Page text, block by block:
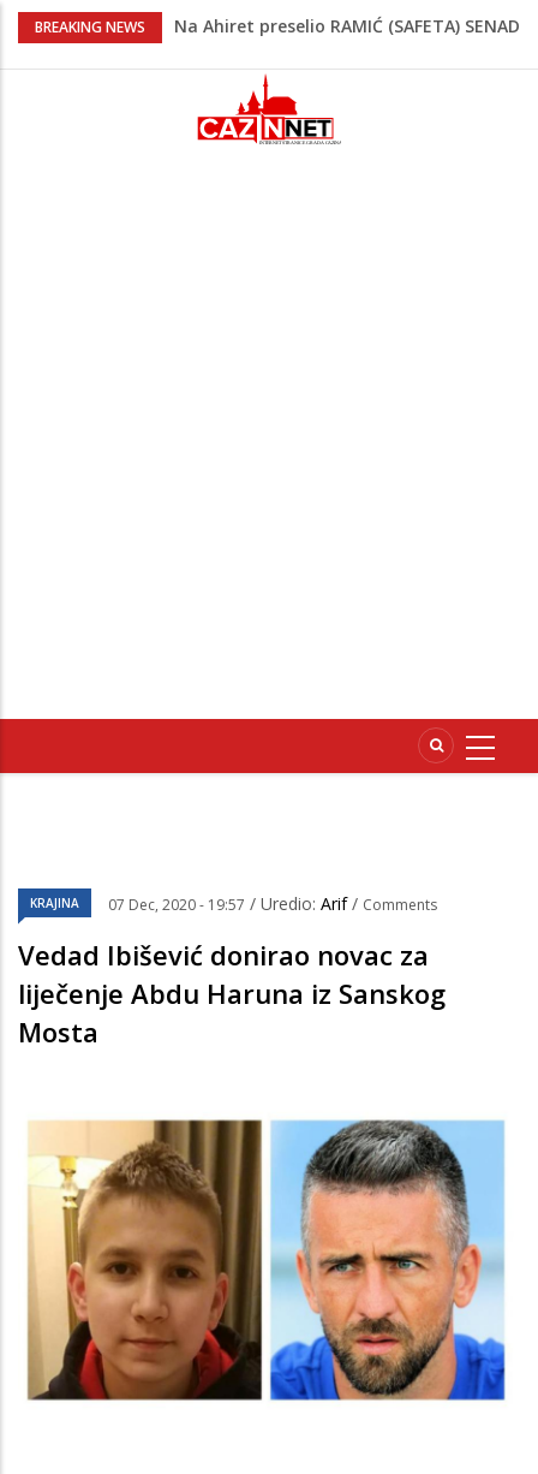
BREAKING NEWS
Na Ahiret preselio RAMIĆ (SAFETA) SENAD
'pržionica': BH Meteo najavljuje novi
toplotni val
Na Ahiret preselila Alić (rođ.
KRAJINA 07 Dec, 2020 - 19:57 / Uredio: Arif/ Comments
Vedad Ibišević donirao novac za
liječenje Abdu Haruna iz Sanskog
Mosta